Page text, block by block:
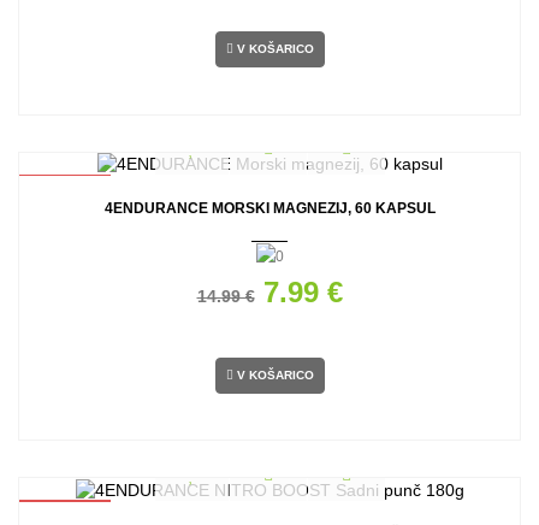
V KOŠARICO
4ENDURANCE MORSKI MAGNEZIJ, 60 KAPSUL
14.99 € 7.99 €
V KOŠARICO